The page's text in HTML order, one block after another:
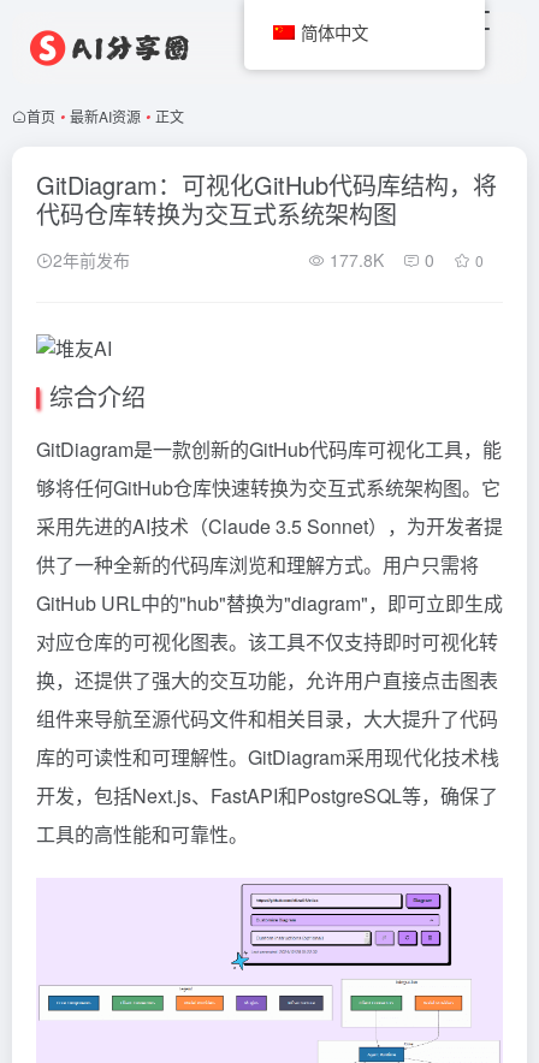
首页 • 最新AI资源 • 正文
GitDiagram：可视化GitHub代码库结构，将
代码仓库转换为交互式系统架构图
2年前发布 177.8K 0 0
综合介绍
GitDiagram是一款创新的GitHub代码库可视化工具，能
够将任何GitHub仓库快速转换为交互式系统架构图。它
采用先进的AI技术（Claude 3.5 Sonnet），为开发者提
供了一种全新的代码库浏览和理解方式。用户只需将
GitHub URL中的"hub"替换为"diagram"，即可立即生成
对应仓库的可视化图表。该工具不仅支持即时可视化转
换，还提供了强大的交互功能，允许用户直接点击图表
组件来导航至源代码文件和相关目录，大大提升了代码
库的可读性和可理解性。GitDiagram采用现代化技术栈
开发，包括Next.js、FastAPI和PostgreSQL等，确保了
工具的高性能和可靠性。
简体中文